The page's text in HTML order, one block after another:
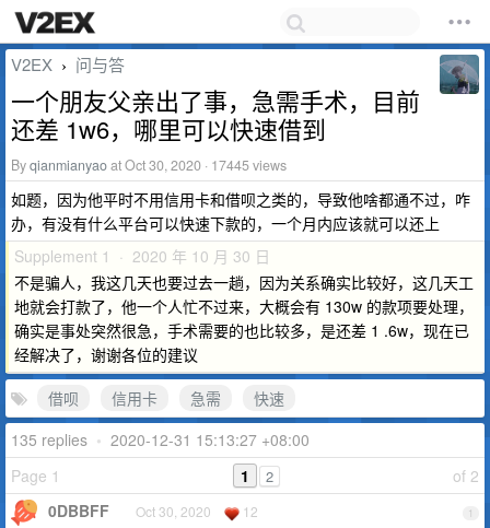
V2EX › 问与答
一个朋友父亲出了事，急需手术，目前
还差 1w6，哪里可以快速借到
Byqianmianyaoat Oct 30, 2020 · 17445 views
如题，因为他平时不用信用卡和借呗之类的，导致他啥都通不过，咋
办，有没有什么平台可以快速下款的，一个月内应该就可以还上
Supplement 1 · 2020 年 10 月 30 日
不是骗人，我这几天也要过去一趟，因为关系确实比较好，这几天工
地就会打款了，他一个人忙不过来，大概会有 130w 的款项要处理，
确实是事处突然很急，手术需要的也比较多，是还差 1 .6w，现在已
经解决了，谢谢各位的建议
借呗
信用卡 急需
快速
135 replies • 2020-12-31 15:13:27 +08:00
Page 1
of 2
1 2
1
0DBBFF Oct 30, 2020 12